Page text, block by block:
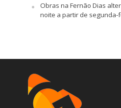
Obras na Fernão Dias
noite a partir de segunda-